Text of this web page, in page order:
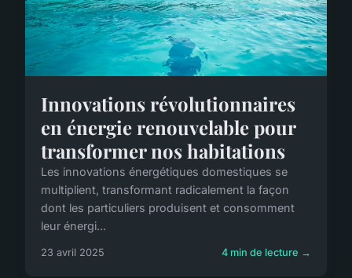
Innovations révolutionnaires
en énergie renouvelable pour
transformer nos habitations
Les innovations énergétiques domestiques se
multiplient, transformant radicalement la façon
dont les particuliers produisent et consomment
leur énergi...
23 avril 2025 4 min de lecture →